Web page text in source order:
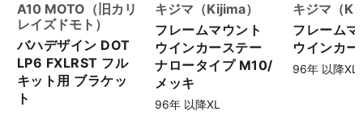
A10 MOTO（旧カリ
レイズドモト）
バハデザイン DOT
LP6 FXLRST フル
キット用 ブラケッ
ト
キジマ（Kijima）
フレームマウント
ウインカーステー
ナロータイプ M10/
メッキ
96年 以降XL
キジマ（
フレーム
ウインカ
96年 以降XL